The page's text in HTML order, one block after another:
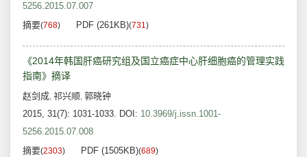
5256.2015.07.007
摘要(768) PDF (261KB)(731)
《2014年韩国肝癌研究组及国立癌症中心肝细胞癌的管理实践
指南》摘译
赵剑成, 祁兴顺, 郭晓钟
2015, 31(7): 1031-1033. DOI: 10.3969/j.issn.1001-
5256.2015.07.008
摘要(2303) PDF (1505KB)(689)